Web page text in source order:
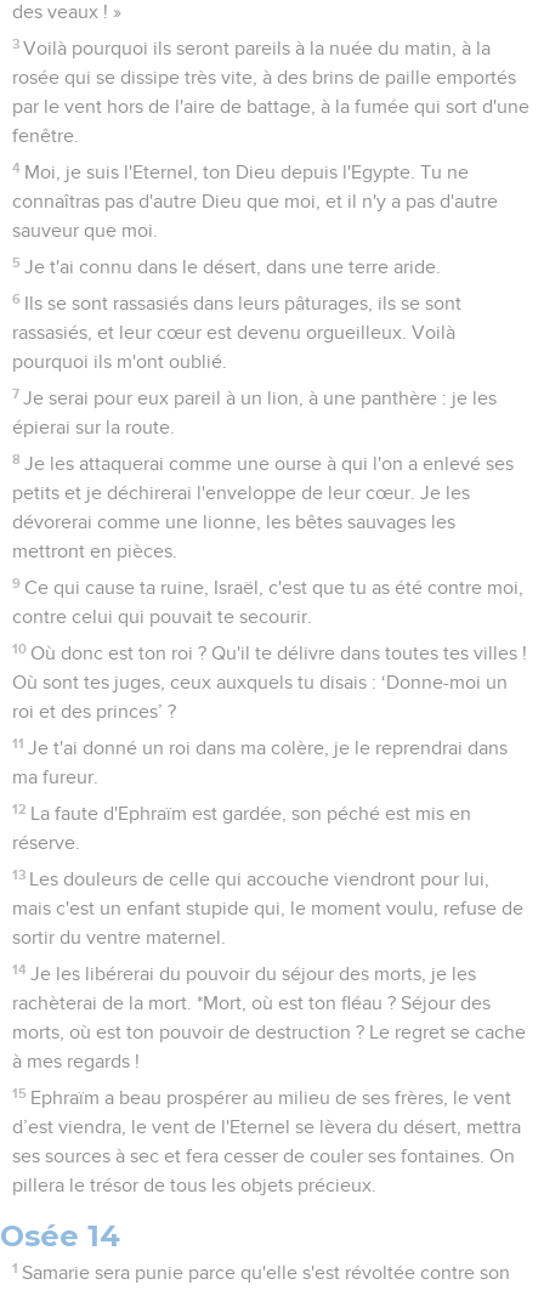
des veaux ! »
3 Voilà pourquoi ils seront pareils à la nuée du matin, à la
rosée qui se dissipe très vite, à des brins de paille emportés
par le vent hors de l'aire de battage, à la fumée qui sort d'une
fenêtre.
4 Moi, je suis l'Eternel, ton Dieu depuis l'Egypte. Tu ne
connaîtras pas d'autre Dieu que moi, et il n'y a pas d'autre
sauveur que moi.
5 Je t'ai connu dans le désert, dans une terre aride.
6 Ils se sont rassasiés dans leurs pâturages, ils se sont
rassasiés, et leur cœur est devenu orgueilleux. Voilà
pourquoi ils m'ont oublié.
7 Je serai pour eux pareil à un lion, à une panthère : je les
épierai sur la route.
8 Je les attaquerai comme une ourse à qui l'on a enlevé ses
petits et je déchirerai l'enveloppe de leur cœur. Je les
dévorerai comme une lionne, les bêtes sauvages les
mettront en pièces.
9 Ce qui cause ta ruine, Israël, c'est que tu as été contre moi,
contre celui qui pouvait te secourir.
10 Où donc est ton roi ? Qu'il te délivre dans toutes tes villes !
Où sont tes juges, ceux auxquels tu disais : ‘Donne-moi un
roi et des princes’ ?
11 Je t'ai donné un roi dans ma colère, je le reprendrai dans
ma fureur.
12 La faute d'Ephraïm est gardée, son péché est mis en
réserve.
13 Les douleurs de celle qui accouche viendront pour lui,
mais c'est un enfant stupide qui, le moment voulu, refuse de
sortir du ventre maternel.
14 Je les libérerai du pouvoir du séjour des morts, je les
rachèterai de la mort. *Mort, où est ton fléau ? Séjour des
morts, où est ton pouvoir de destruction ? Le regret se cache
à mes regards !
15 Ephraïm a beau prospérer au milieu de ses frères, le vent
d’est viendra, le vent de l'Eternel se lèvera du désert, mettra
ses sources à sec et fera cesser de couler ses fontaines. On
pillera le trésor de tous les objets précieux.
Osée 14
1 Samarie sera punie parce qu'elle s'est révoltée contre son